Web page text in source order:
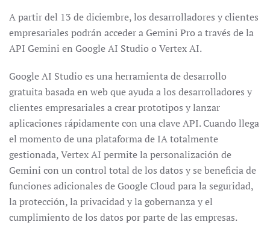
A partir del 13 de diciembre, los desarrolladores y clientes
empresariales podrán acceder a Gemini Pro a través de la
API Gemini en Google AI Studio o Vertex AI.
Google AI Studio es una herramienta de desarrollo
gratuita basada en web que ayuda a los desarrolladores y
clientes empresariales a crear prototipos y lanzar
aplicaciones rápidamente con una clave API. Cuando llega
el momento de una plataforma de IA totalmente
gestionada, Vertex AI permite la personalización de
Gemini con un control total de los datos y se beneficia de
funciones adicionales de Google Cloud para la seguridad,
la protección, la privacidad y la gobernanza y el
cumplimiento de los datos por parte de las empresas.